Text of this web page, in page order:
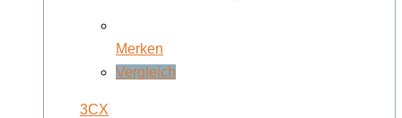
Merken
Vergleich
3CX